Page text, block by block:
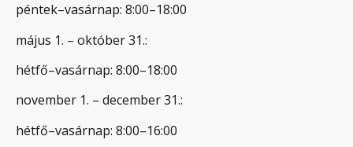
péntek–vasárnap: 8:00–18:00
május 1. – október 31.:
hétfő–vasárnap: 8:00–18:00
november 1. – december 31.:
hétfő–vasárnap: 8:00–16:00